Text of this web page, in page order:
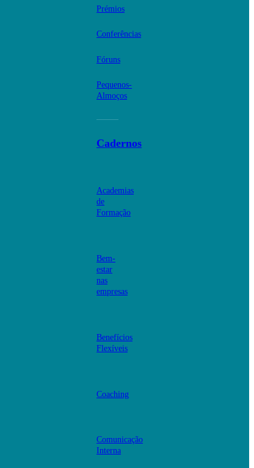
Prémios
Conferências
Fóruns
Pequenos-
Almoços
Cadernos
Academias
de
Formação
Bem-
estar
nas
empresas
Benefícios
Flexíveis
Coaching
Comunicação
Interna